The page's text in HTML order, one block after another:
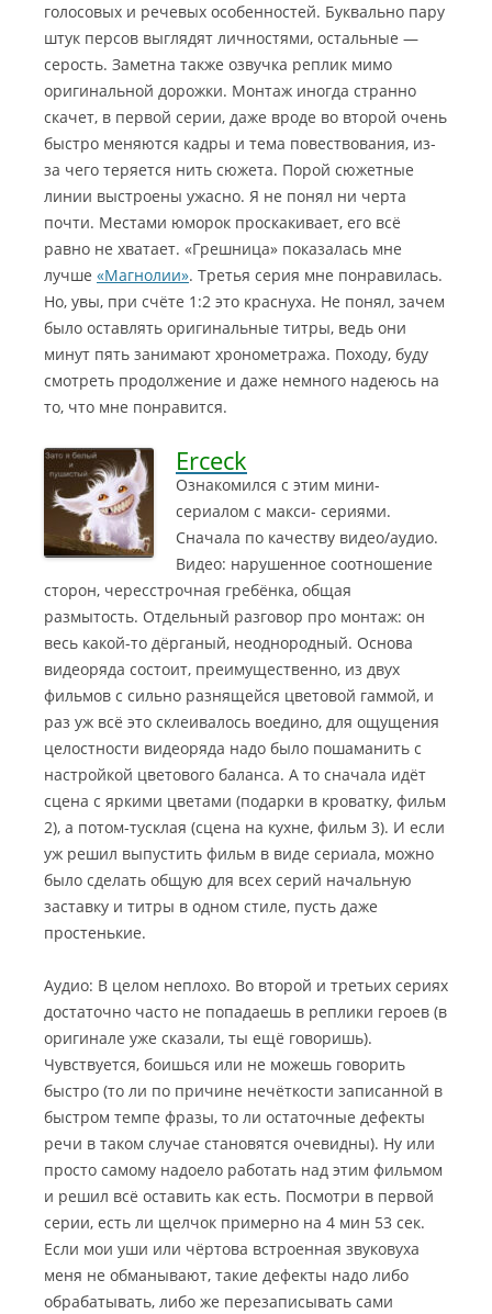
голосовых и речевых особенностей. Буквально пару
штук персов выглядят личностями, остальные —
серость. Заметна также озвучка реплик мимо
оригинальной дорожки. Монтаж иногда странно
скачет, в первой серии, даже вроде во второй очень
быстро меняются кадры и тема повествования, из-
за чего теряется нить сюжета. Порой сюжетные
линии выстроены ужасно. Я не понял ни черта
почти. Местами юморок проскакивает, его всё
равно не хватает. «Грешница» показалась мне
лучше «Магнолии». Третья серия мне понравилась.
Но, увы, при счёте 1:2 это краснуха. Не понял, зачем
было оставлять оригинальные титры, ведь они
минут пять занимают хронометража. Походу, буду
смотреть продолжение и даже немного надеюсь на
то, что мне понравится.
Erceck
Ознакомился с этим мини-
сериалом с макси- сериями.
Сначала по качеству видео/аудио.
Видео: нарушенное соотношение
сторон, чересстрочная гребёнка, общая
размытость. Отдельный разговор про монтаж: он
весь какой-то дёрганый, неоднородный. Основа
видеоряда состоит, преимущественно, из двух
фильмов с сильно разнящейся цветовой гаммой, и
раз уж всё это склеивалось воедино, для ощущения
целостности видеоряда надо было пошаманить с
настройкой цветового баланса. А то сначала идёт
сцена с яркими цветами (подарки в кроватку, фильм
2), а потом-тусклая (сцена на кухне, фильм 3). И если
уж решил выпустить фильм в виде сериала, можно
было сделать общую для всех серий начальную
заставку и титры в одном стиле, пусть даже
простенькие.
Аудио: В целом неплохо. Во второй и третьих сериях
достаточно часто не попадаешь в реплики героев (в
оригинале уже сказали, ты ещё говоришь).
Чувствуется, боишься или не можешь говорить
быстро (то ли по причине нечёткости записанной в
быстром темпе фразы, то ли остаточные дефекты
речи в таком случае становятся очевидны). Ну или
просто самому надоело работать над этим фильмом
и решил всё оставить как есть. Посмотри в первой
серии, есть ли щелчок примерно на 4 мин 53 сек.
Если мои уши или чёртова встроенная звуковуха
меня не обманывают, такие дефекты надо либо
обрабатывать, либо же перезаписывать сами